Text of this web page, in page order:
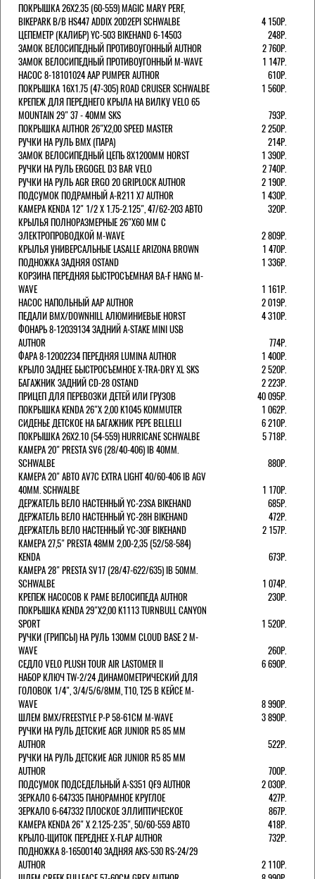
ПОКРЫШКА 26X2.35 (60-559) MAGIC MARY PERF,
BIKEPARK B/B HS447 ADDIX 20D2EPI SCHWALBE
4 150Р.
ЦЕПЕМЕТР (КАЛИБР) YC-503 BIKEHAND 6-14503
248Р.
ЗАМОК ВЕЛОСИПЕДНЫЙ ПРОТИВОУГОННЫЙ AUTHOR
2 760Р.
ЗАМОК ВЕЛОСИПЕДНЫЙ ПРОТИВОУГОННЫЙ M-WAVE
1 147Р.
НАСОС 8-18101024 AAP PUMPER AUTHOR
610Р.
ПОКРЫШКА 16X1.75 (47-305) ROAD CRUISER SCHWALBE
1 560Р.
КРЕПЕЖ ДЛЯ ПЕРЕДНЕГО КРЫЛА НА ВИЛКУ VELO 65
MOUNTAIN 29" 37 - 40ММ SKS
793Р.
ПОКРЫШКА AUTHOR 26"Х2,00 SPEED MASTER
2 250Р.
РУЧКИ НА РУЛЬ BMX (ПАРА)
214Р.
ЗАМОК ВЕЛОCИПЕДНЫЙ ЦЕПЬ 8Х1200ММ HORST
1 390Р.
РУЧКИ НА РУЛЬ ERGOGEL D3 BAR VELO
2 740Р.
РУЧКИ НА РУЛЬ AGR ERGO 20 GRIPLOCK AUTHOR
2 190Р.
ПОДСУМОК ПОДРАМНЫЙ A-R211 X7 AUTHOR
1 430Р.
КАМЕРА KENDA 12" 1/2 Х 1.75-2.125", 47/62-203 АВТО
320Р.
КРЫЛЬЯ ПОЛНОРАЗМЕРНЫЕ 26"Х60 ММ С
ЭЛЕКТРОПРОВОДКОЙ M-WAVE
2 809Р.
КРЫЛЬЯ УНИВЕРСАЛЬНЫЕ LASALLE ARIZONA BROWN
1 470Р.
ПОДНОЖКА ЗАДНЯЯ OSTAND
1 336Р.
КОРЗИНА ПЕРЕДНЯЯ БЫСТРОСЪЕМНАЯ BA-F HANG M-
WAVE
1 161Р.
НАСОС НАПОЛЬНЫЙ AAP AUTHOR
2 019Р.
ПЕДАЛИ BMX/DOWNHILL АЛЮМИНИЕВЫЕ HORST
4 310Р.
ФОНАРЬ 8-12039134 ЗАДНИЙ A-STAKE MINI USB
AUTHOR
774Р.
ФАРА 8-12002234 ПЕРЕДНЯЯ LUMINA AUTHOR
1 400Р.
КРЫЛО ЗАДНЕЕ БЫСТРОСЪЕМНОЕ X-TRA-DRY XL SKS
2 520Р.
БАГАЖНИК ЗАДНИЙ CD-28 OSTAND
2 223Р.
ПРИЦЕП ДЛЯ ПЕРЕВОЗКИ ДЕТЕЙ ИЛИ ГРУЗОВ
40 095Р.
ПОКРЫШКА KENDA 26"Х 2,00 K1045 KOMMUTER
1 062Р.
СИДЕНЬЕ ДЕТСКОЕ НА БАГАЖНИК PEPE BELLELLI
6 210Р.
ПОКРЫШКА 26X2.10 (54-559) HURRICANE SCHWALBE
5 718Р.
КАМЕРА 20" PRESTA SV6 (28/40-406) IB 40MM.
SCHWALBE
880Р.
КАМЕРА 20" АВТО AV7C EXTRA LIGHT 40/60-406 IB AGV
40MM. SCHWALBE
1 170Р.
ДЕРЖАТЕЛЬ ВЕЛО НАСТЕННЫЙ YC-23SA BIKEHAND
685Р.
ДЕРЖАТЕЛЬ ВЕЛО НАСТЕННЫЙ YC-28H BIKEHAND
472Р.
ДЕРЖАТЕЛЬ ВЕЛО НАСТЕННЫЙ YC-30F BIKEHAND
2 157Р.
КАМЕРА 27,5" PRESTA 48ММ 2,00-2,35 (52/58-584)
KENDA
673Р.
КАМЕРА 28" PRESTA SV17 (28/47-622/635) IB 50MM.
SCHWALBE
1 074Р.
КРЕПЕЖ НАСОСОВ К РАМЕ ВЕЛОСИПЕДА AUTHOR
230Р.
ПОКРЫШКА KENDA 29"Х2,00 K1113 TURNBULL CANYON
SPORT
1 520Р.
РУЧКИ (ГРИПСЫ) НА РУЛЬ 130ММ CLOUD BASE 2 M-
WAVE
260Р.
СЕДЛО VELO PLUSH TOUR AIR LASTOMER II
6 690Р.
НАБОР КЛЮЧ TW-2/24 ДИНАМОМЕТРИЧЕСКИЙ ДЛЯ
ГОЛОВОК 1/4", 3/4/5/6/8ММ, T10, T25 В КЕЙСЕ M-
WAVE
8 990Р.
ШЛЕМ ВМХ/FREESTYLE Р-Р 58-61СМ M-WAVE
3 890Р.
РУЧКИ НА РУЛЬ ДЕТСКИЕ AGR JUNIOR R5 85 ММ
AUTHOR
522Р.
РУЧКИ НА РУЛЬ ДЕТСКИЕ AGR JUNIOR R5 85 ММ
AUTHOR
700Р.
ПОДСУМОК ПОДСЕДЕЛЬНЫЙ A-S351 QF9 AUTHOR
2 030Р.
ЗЕРКАЛО 6-647335 ПАНОРАМНОЕ КРУГЛОЕ
427Р.
ЗЕРКАЛО 6-647332 ПЛОСКОЕ ЭЛЛИПТИЧЕСКОЕ
867Р.
КАМЕРА KENDA 26" Х 2.125-2.35", 50/60-559 АВТО
418Р.
КРЫЛО-ЩИТОК ПЕРЕДНЕЕ X-FLAP AUTHOR
732Р.
ПОДНОЖКА 8-16500140 ЗАДНЯЯ AKS-530 RS-24/29
AUTHOR
2 110Р.